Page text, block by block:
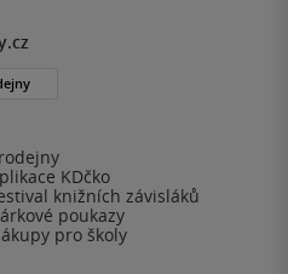
KDčko
knižních závisláků
poukazy
pro školy